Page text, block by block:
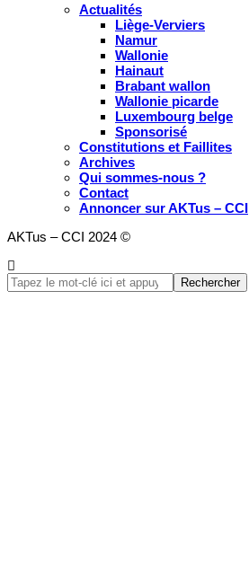
Actualités
Liège-Verviers
Namur
Wallonie
Hainaut
Brabant wallon
Wallonie picarde
Luxembourg belge
Sponsorisé
Constitutions et Faillites
Archives
Qui sommes-nous ?
Contact
Annoncer sur AKTus – CCI
AKTus – CCI 2024 ©